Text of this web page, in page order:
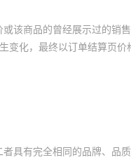
该商品的曾经展示过的销
变化，最终以订单结算页价
具有完全相同的品牌、品